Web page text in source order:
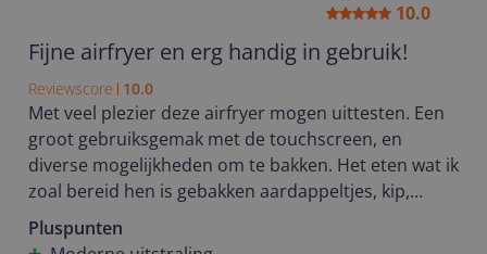
10.0
Fijne airfryer en erg handig in gebruik!
Reviewscore 10.0
Met veel plezier deze airfryer mogen uittesten. Een
groot gebruiksgemak met de touchscreen, en
diverse mogelijkheden om te bakken. Het eten wat ik
zoal bereid hen is gebakken aardappeltjes, kip,
appeltaart, en broodjes. Het komt mooi gebruind uit
de airfryer en is ook snel klaar! De smaak is prima en
Pluspunten